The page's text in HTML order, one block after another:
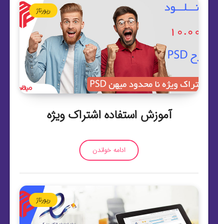
رپورتاژ
آموزش استفاده اشتراک ویژه
ادامه خواندن
رپورتاژ